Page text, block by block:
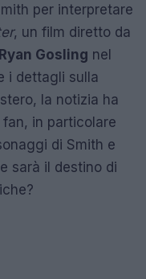
per interpretare
, un film diretto da
Ryan Gosling nel
i dettagli sulla
la notizia ha
fan, in particolare
di Smith e
sarà il destino di